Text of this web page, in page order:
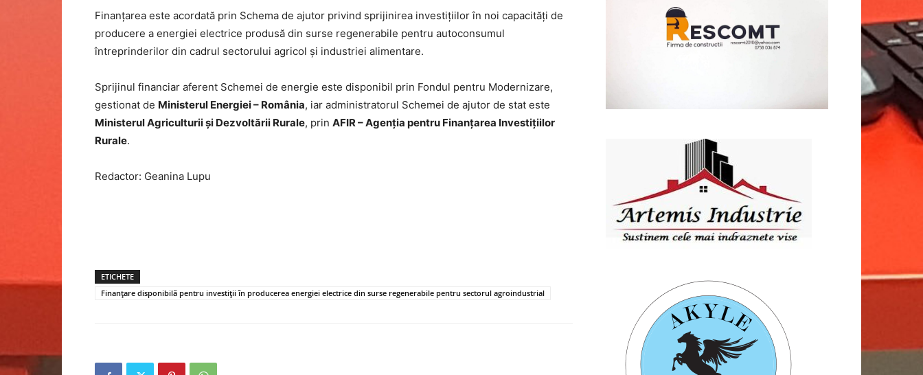
Finanțarea este acordată prin Schema de ajutor privind sprijinirea investițiilor în noi capacități de
producere a energiei electrice produsă din surse regenerabile pentru autoconsumul
întreprinderilor din cadrul sectorului agricol și industriei alimentare.
Sprijinul financiar aferent Schemei de energie este disponibil prin Fondul pentru Modernizare,
gestionat de Ministerul Energiei – România, iar administratorul Schemei de ajutor de stat este
Ministerul Agriculturii și Dezvoltării Rurale, prin AFIR – Agenția pentru Finanțarea Investițiilor
Rurale.
Redactor: Geanina Lupu
ETICHETE
Finanțare disponibilă pentru investiții în producerea energiei electrice din surse regenerabile pentru sectorul agroindustrial